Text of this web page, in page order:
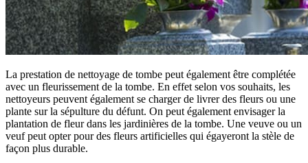
La prestation de nettoyage de tombe peut également être complétée
avec un fleurissement de la tombe. En effet selon vos souhaits, les
nettoyeurs peuvent également se charger de livrer des fleurs ou une
plante sur la sépulture du défunt. On peut également envisager la
plantation de fleur dans les jardinières de la tombe. Une veuve ou un
veuf peut opter pour des fleurs artificielles qui égayeront la stèle de
façon plus durable.